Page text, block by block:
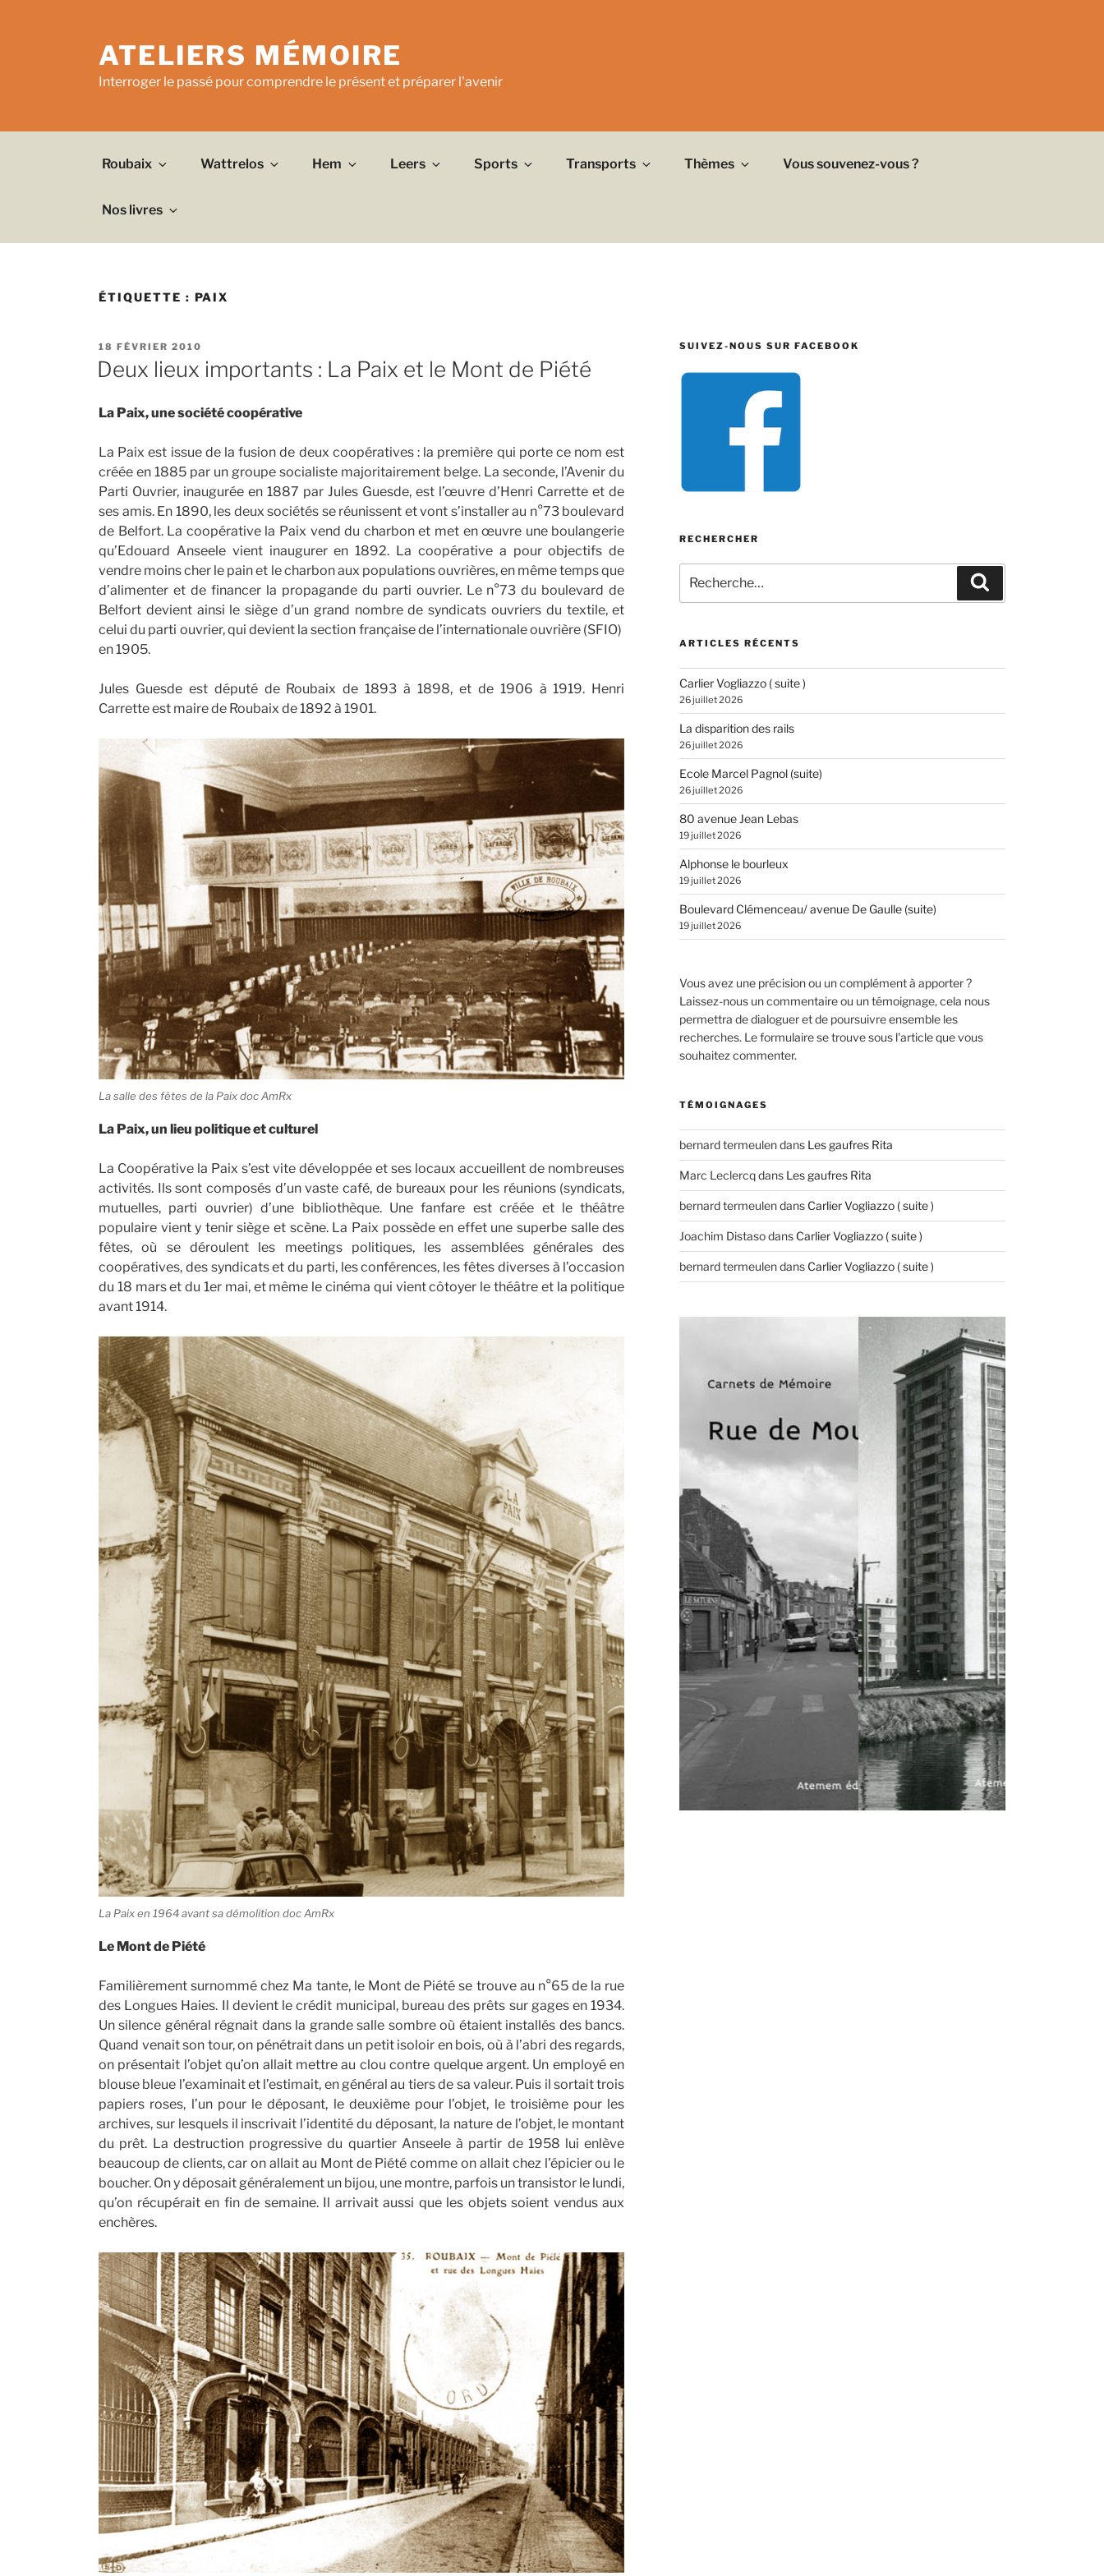
ATELIERS MÉMOIRE
Interroger le passé pour comprendre le présent et préparer l'avenir
Roubaix Wattrelos Hem Leers Sports Transports Thèmes Vous souvenez-vous ?
Nos livres
ÉTIQUETTE : PAIX
PUBLIÉ
LE
18 FÉVRIER 2010
Deux lieux importants : La Paix et le Mont de Piété
La Paix, une société coopérative
La Paix est issue de la fusion de deux coopératives : la première qui porte ce nom est
créée en 1885 par un groupe socialiste majoritairement belge. La seconde, l’Avenir du
Parti Ouvrier, inaugurée en 1887 par Jules Guesde, est l’œuvre d’Henri Carrette et de
ses amis. En 1890, les deux sociétés se réunissent et vont s’installer au n°73 boulevard
de Belfort. La coopérative la Paix vend du charbon et met en œuvre une boulangerie
qu’Edouard Anseele vient inaugurer en 1892. La coopérative a pour objectifs de
vendre moins cher le pain et le charbon aux populations ouvrières, en même temps que
d’alimenter et de financer la propagande du parti ouvrier. Le n°73 du boulevard de
Belfort devient ainsi le siège d’un grand nombre de syndicats ouvriers du textile, et
celui du parti ouvrier, qui devient la section française de l’internationale ouvrière (SFIO)
en 1905.
Jules Guesde est député de Roubaix de 1893 à 1898, et de 1906 à 1919. Henri
Carrette est maire de Roubaix de 1892 à 1901.
La salle des fêtes de la Paix doc AmRx
La Paix, un lieu politique et culturel
La Coopérative la Paix s’est vite développée et ses locaux accueillent de nombreuses
activités. Ils sont composés d’un vaste café, de bureaux pour les réunions (syndicats,
mutuelles, parti ouvrier) d’une bibliothèque. Une fanfare est créée et le théâtre
populaire vient y tenir siège et scène. La Paix possède en effet une superbe salle des
fêtes, où se déroulent les meetings politiques, les assemblées générales des
coopératives, des syndicats et du parti, les conférences, les fêtes diverses à l’occasion
du 18 mars et du 1er mai, et même le cinéma qui vient côtoyer le théâtre et la politique
avant 1914.
La Paix en 1964 avant sa démolition doc AmRx
Le Mont de Piété
Familièrement surnommé chez Ma tante, le Mont de Piété se trouve au n°65 de la rue
des Longues Haies. Il devient le crédit municipal, bureau des prêts sur gages en 1934.
Un silence général régnait dans la grande salle sombre où étaient installés des bancs.
Quand venait son tour, on pénétrait dans un petit isoloir en bois, où à l’abri des regards,
on présentait l’objet qu’on allait mettre au clou contre quelque argent. Un employé en
blouse bleue l’examinait et l’estimait, en général au tiers de sa valeur. Puis il sortait trois
papiers roses, l’un pour le déposant, le deuxième pour l’objet, le troisième pour les
archives, sur lesquels il inscrivait l’identité du déposant, la nature de l’objet, le montant
du prêt. La destruction progressive du quartier Anseele à partir de 1958 lui enlève
beaucoup de clients, car on allait au Mont de Piété comme on allait chez l’épicier ou le
boucher. On y déposait généralement un bijou, une montre, parfois un transistor le lundi,
qu’on récupérait en fin de semaine. Il arrivait aussi que les objets soient vendus aux
enchères.
SUIVEZ-NOUS SUR FACEBOOK
RECHERCHER
pour
:
ARTICLES RÉCENTS
Carlier Vogliazzo ( suite )
26 juillet 2026
La disparition des rails
26 juillet 2026
Ecole Marcel Pagnol (suite)
26 juillet 2026
80 avenue Jean Lebas
19 juillet 2026
Alphonse le bourleux
19 juillet 2026
Boulevard Clémenceau/ avenue De Gaulle (suite)
19 juillet 2026
Vous avez une précision ou un complément à apporter ?
Laissez-nous un commentaire ou un témoignage, cela nous
permettra de dialoguer et de poursuivre ensemble les
recherches. Le formulaire se trouve sous l'article que vous
souhaitez commenter.
TÉMOIGNAGES
bernard termeulendans Les gaufres Rita
Marc Leclercqdans Les gaufres Rita
bernard termeulendans Carlier Vogliazzo ( suite )
Joachim Distasodans Carlier Vogliazzo ( suite )
bernard termeulendans Carlier Vogliazzo ( suite )